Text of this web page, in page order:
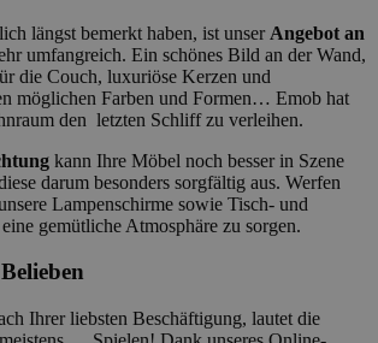
längst bemerkt haben, ist unser Angebot an
umfangreich. Ein schönes Bild an der Wand,
die Couch, luxuriöse Kerzen und
möglichen Farben und Formen… Emob hat
den letzten Schliff zu verleihen.
kann Ihre Möbel noch besser in Szene
darum besonders sorgfältig aus. Werfen
Lampenschirme sowie Tisch- und
gemütliche Atmosphäre zu sorgen.
Ihrer liebsten Beschäftigung, lautet die